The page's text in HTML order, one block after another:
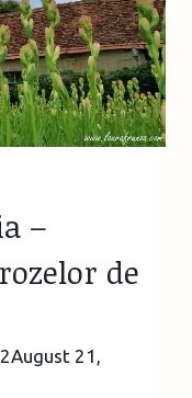
–
de
August 21,